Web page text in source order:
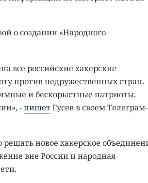
о создании «Народного
все российские хакерские
против недружественных стран.
и бескорыстные патриоты,
-пишетГусев в своем Телеграм-
новое хакерское
вне России и народная